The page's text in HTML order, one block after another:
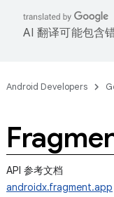
AI 翻译可能包含错
Android Developers
API 参考文档
androidx.fragment.app